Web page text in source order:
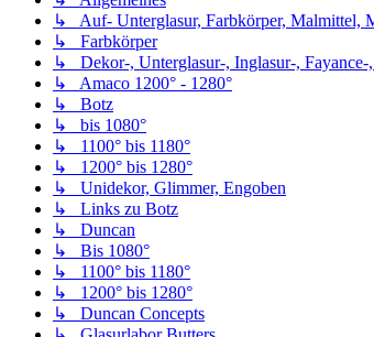
↳ Auf- Unterglasur, Farbkörper, Malmittel,
↳ Farbkörper
↳ Dekor-, Unterglasur-, Inglasur-, Fayance-
↳ Amaco 1200° - 1280°
↳ Botz
↳ bis 1080°
↳ 1100° bis 1180°
↳ 1200° bis 1280°
↳ Unidekor, Glimmer, Engoben
↳ Links zu Botz
↳ Duncan
↳ Bis 1080°
↳ 1100° bis 1180°
↳ 1200° bis 1280°
↳ Duncan Concepts